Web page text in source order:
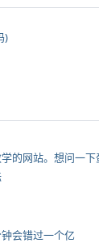
)
会错过一个亿